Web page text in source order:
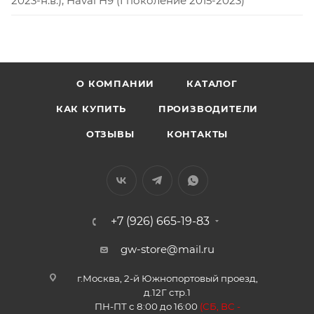
О КОМПАНИИ КАТАЛОГ
КАК КУПИТЬ ПРОИЗВОДИТЕЛИ
ОТЗЫВЫ КОНТАКТЫ
+7 (926) 665-19-83
gw-store@mail.ru
г.Москва, 2-й Южнопортовый проезд,
д.12Г стр.1
ПН-ПТ с 8:00 до 16:00 (СБ, ВС -